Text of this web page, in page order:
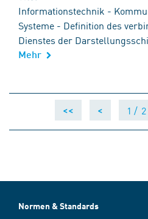
Informationstechnik -
Systeme - Definition des
Dienstes der
Mehr
<< < 1 / 2
Normen & Standards